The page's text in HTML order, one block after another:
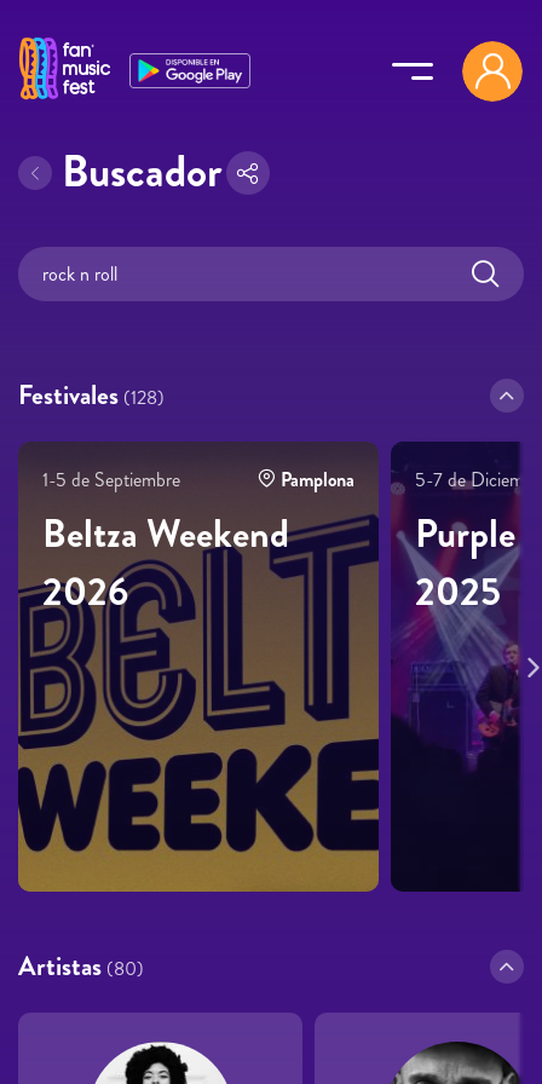
Buscador
Festivales (128)
1-5 de Septiembre Pamplona
Beltza Weekend
2026
5-7 de
Purple
2025
Artistas (80)